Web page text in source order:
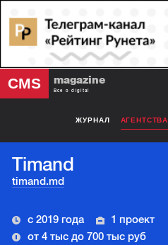
CMS magazine
Все о digital
ЖУРНАЛ АГЕНТСТВА
Timand
timand.md
с 2019 года
1 проект
от 4 тыс до 700 тыс руб